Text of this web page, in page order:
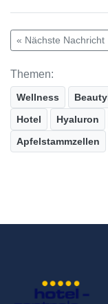
« Nächste Nachricht
Themen:
Wellness
Hotel
Hyaluron
Apfelstammzellen